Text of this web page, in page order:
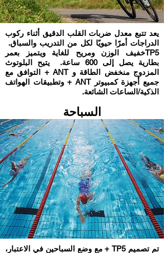
يعد تتبع معدل ضربات القلب الدقيق أثناء ركوب
الدراجات أمرًا حيويًا لكل من التدريب والسباق.
TP5خفيف الوزن ومريح للغاية ويتميز بعمر
بطارية يصل إلى 600 ساعة. يتيح البلوتوث
المزدوج منخفض الطاقة و ANT + التوافق مع
جميع أجهزة كمبيوتر ANT + وتطبيقات الهواتف
الذكية/الساعات الشائعة.
السباحة
تم تصميم TP5 + مع وضع السباحين في الاعتبار،